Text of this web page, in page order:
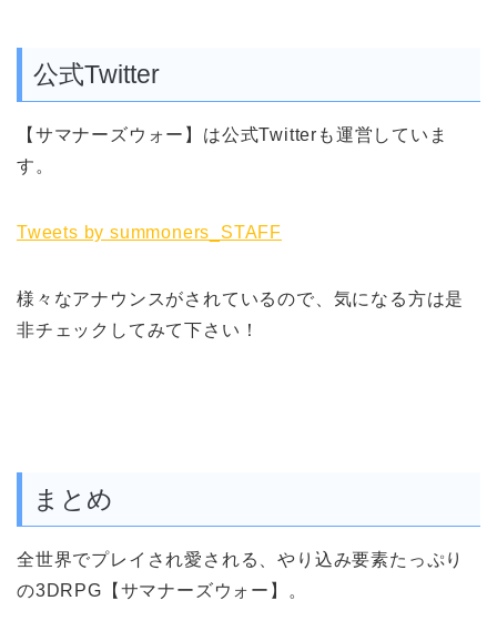
公式Twitter
【サマナーズウォー】は公式Twitterも運営していま
す。
Tweets by summoners_STAFF
様々なアナウンスがされているので、気になる方は是
非チェックしてみて下さい！
まとめ
全世界でプレイされ愛される、やり込み要素たっぷり
の3DRPG【サマナーズウォー】。